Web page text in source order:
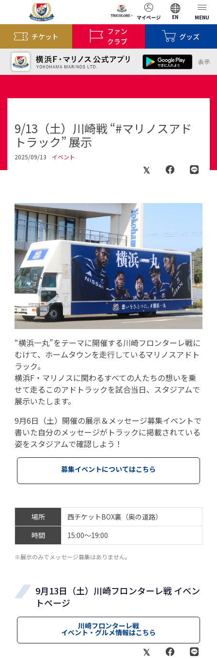
マイページ EN MENU
チケット
ファン
クラブ
グッズ
9/13（土）川崎戦 “#マリノスアド
トラック” 展示
2025/09/13 イベント
“横浜一丸”をテーマに開催する川崎フロンターレ戦に
むけて、ホームタウンを走行しているマリノスアドト
ラック。
横浜F・マリノスに関わるすべての人たちの想いを乗
せて走るこのアドトラックを試合当日、スタジアムで
展示いたします。
9月6日（土）開催の展示＆メッセージ募集イベントで
書いた自分のメッセージがトラックに掲載されている
姿をスタジアムで確認しよう！
募集イベントについてはこちら
場所
西チケットBOX裏（奥の道路）
時間
15:00～19:00
※展示のみでメッセージ募集はありません。
9月13日（土）川崎フロンターレ戦 イベン
トページ
川崎フロンターレ戦
イベント・グルメ情報はこちら